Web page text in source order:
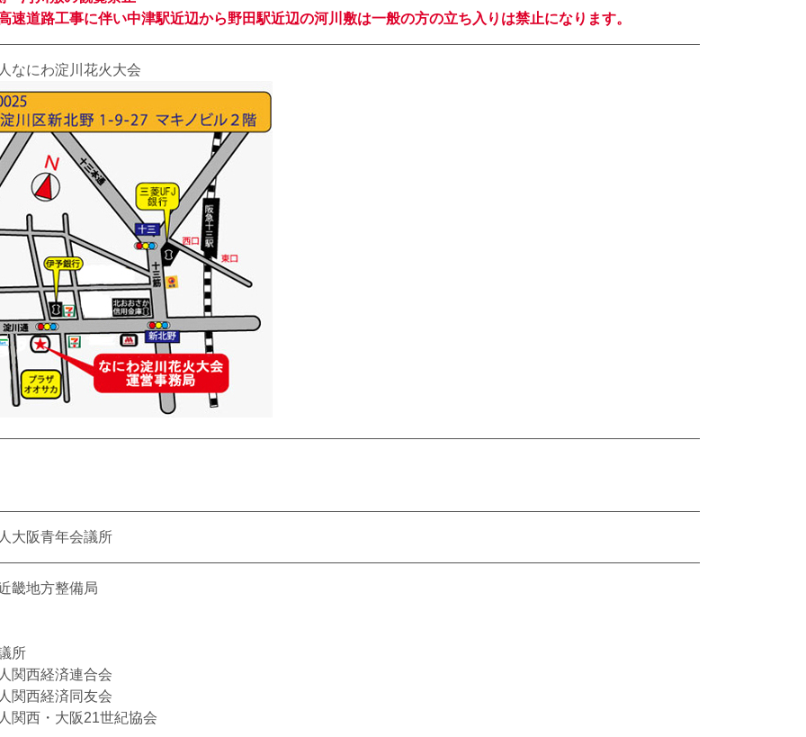
速道路工事に伴い中津駅近辺から野田駅近辺の河川敷は一般の方の立ち入りは禁止になります。
なにわ淀川花火大会
大阪青年会議所
畿地方整備局
所
関西経済連合会
関西経済同友会
関西・大阪21世紀協会